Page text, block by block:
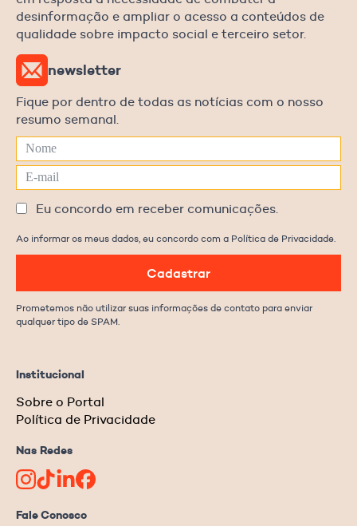
desinformação e ampliar o acesso a conteúdos de
qualidade sobre impacto social e terceiro setor.
Institucional
Sobre o Portal
Política de Privacidade
Nas Redes
Fale Conosco
newsletter
Fique por dentro de todas as notícias com o nosso
resumo semanal.
Eu concordo em receber comunicações.
Ao informar os meus dados, eu concordo com a Política de Privacidade.
Cadastrar
Prometemos não utilizar suas informações de contato para enviar
qualquer tipo de SPAM.